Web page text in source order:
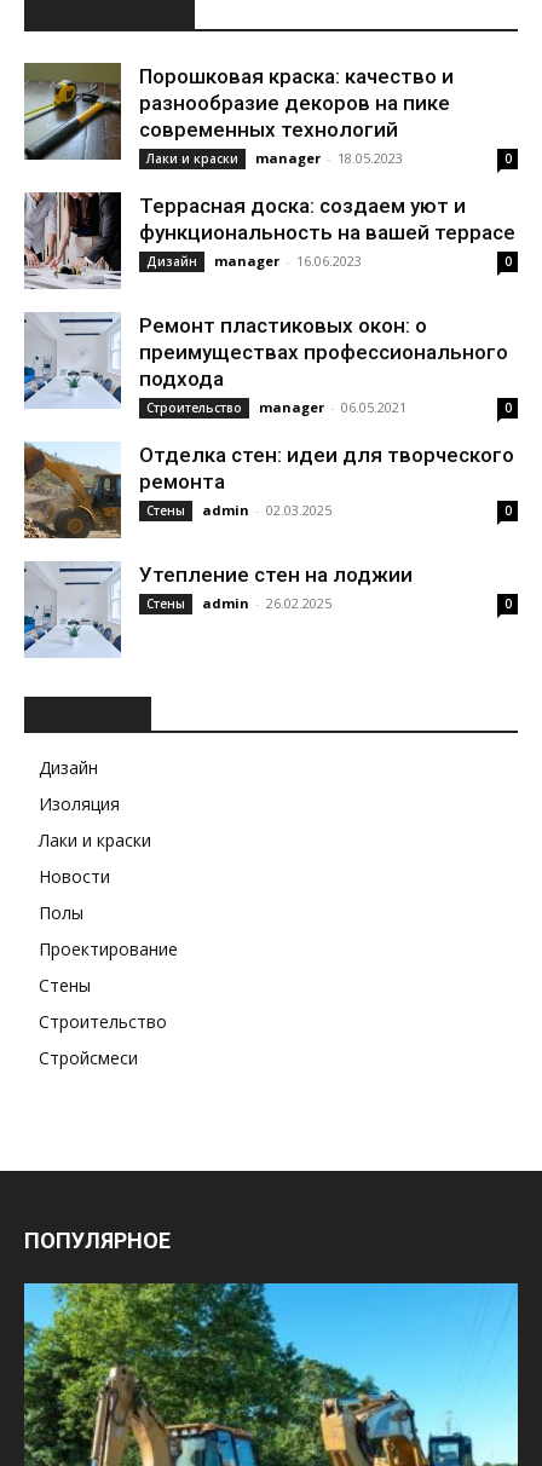
Порошковая краска: качество и
разнообразие декоров на пике
современных технологий
Лаки и краски manager - 18.05.2023 0
Террасная доска: создаем уют и
функциональность на вашей террасе
Дизайн manager - 16.06.2023 0
Ремонт пластиковых окон: о
преимуществах профессионального
подхода
Строительство manager - 06.05.2021 0
Отделка стен: идеи для творческого
ремонта
Стены admin - 02.03.2025 0
Утепление стен на лоджии
Стены admin - 26.02.2025 0
Дизайн
Изоляция
Лаки и краски
Новости
Полы
Проектирование
Стены
Строительство
Стройсмеси
ПОПУЛЯРНОЕ